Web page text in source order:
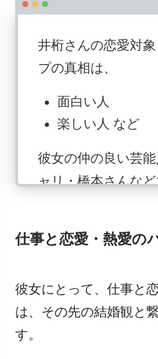
井桁さんの恋愛対
プの真相は、
面白い人
楽しい人 など
彼女の仲の良い芸
ャリ・橋本さんな
いせいか、「笑える
仕事と恋愛・熱愛の
彼女にとって、仕事と
は、その先の結婚観と
す。